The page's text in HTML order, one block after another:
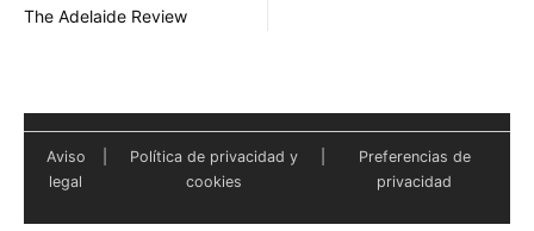
The Adelaide Review
Aviso
legal
Política de privacidad y
cookies
Preferencias de
privacidad